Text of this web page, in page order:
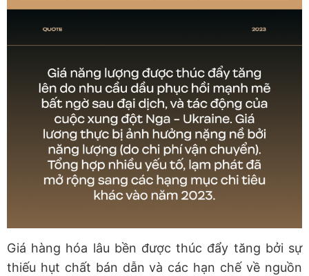
Giá hàng hóa lâu bền được thúc đẩy tăng bởi sự
thiếu hụt chất bán dẫn và các hạn chế về nguồn